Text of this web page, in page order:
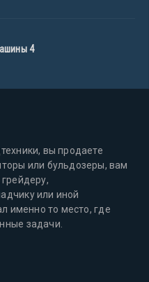
4
вы продаете
или бульдозеры, вам
или иной
именно то место, где
задачи.